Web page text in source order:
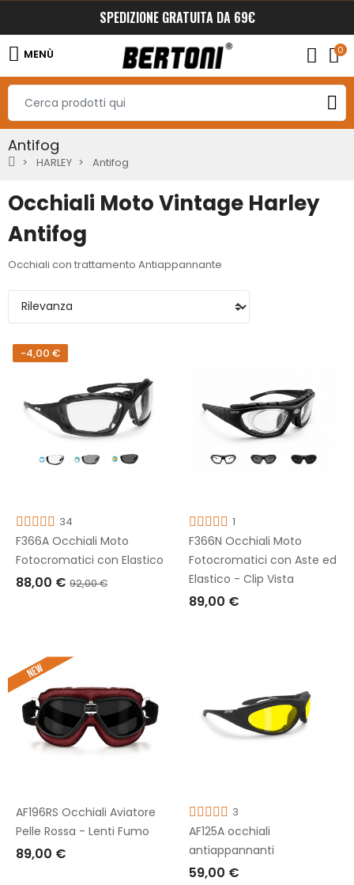
SPEDIZIONE GRATUITA DA 69€
MENÙ 0
Antifog
HARLEY Antifog
Occhiali Moto Vintage Harley
Antifog
Occhiali con trattamento Antiappannante
-4,00 €
34
F366A Occhiali Moto
Fotocromatici con Elastico
88,00 € 92,00 €
1
F366N Occhiali Moto
Fotocromatici con Aste ed
Elastico - Clip Vista
89,00 €
AF196RS Occhiali Aviatore
Pelle Rossa - Lenti Fumo
89,00 €
3
AF125A occhiali
antiappannanti
59,00 €